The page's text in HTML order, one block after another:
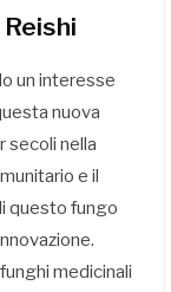
un interesse
nuova
secoli nella
e il
questo fungo
medicinali